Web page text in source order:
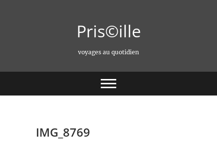
Pris©ille
voyages au quotidien
IMG_8769